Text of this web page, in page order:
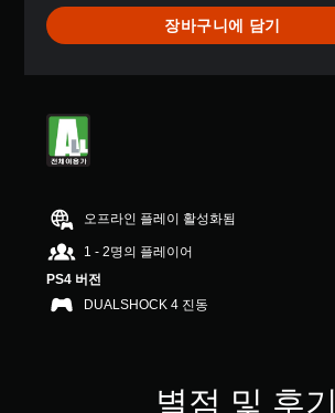
으
로
부
별
중
평
4
6
개
별
장바구니에 담기
오프라인 플레이 활성화됨
1 - 2명의 플레이어
PS4 버전
DUALSHOCK 4 진동
별점 및 후기